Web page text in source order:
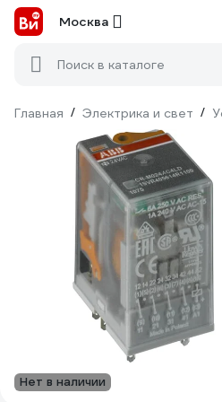
Москва
Поиск в каталоге
Главная / Электрика и свет /
Нет в наличии